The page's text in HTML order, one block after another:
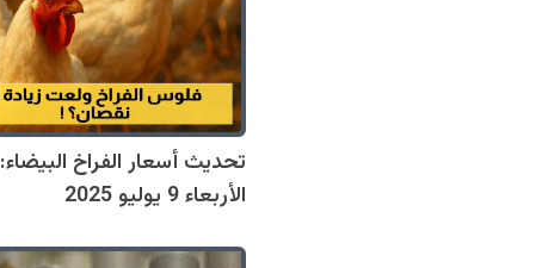
تحديث أسعار الفراخ البيضاء:
الأربعاء 9 يوليو 2025